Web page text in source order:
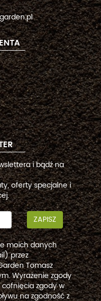
i bądź na
oferty specjalne i
ZAPISZ
moich danych
przez
Tomasz
Wyrażenie zgody
zgody w
na zgodność z